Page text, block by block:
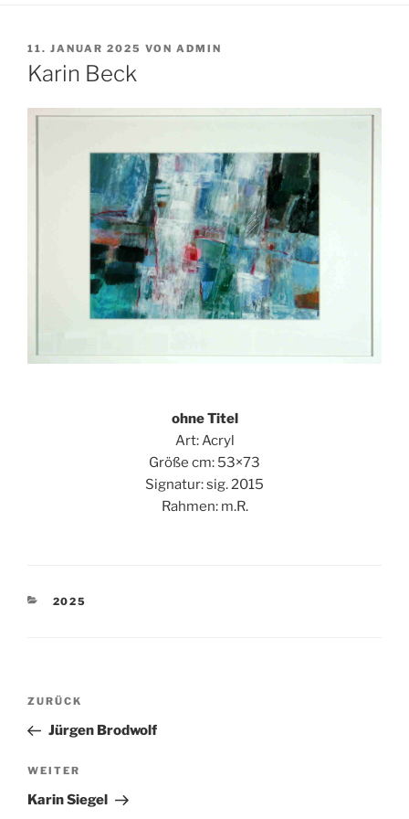
VERÖFFENTLICHT
AM
11. JANUAR 2025 VON ADMIN
Karin Beck
ohne Titel
Art: Acryl
Größe cm: 53×73
Signatur: sig. 2015
Rahmen: m.R.
KATEGORIEN
2025
Beitragsnavigation
Vorheriger
Beitrag
ZURÜCK
Jürgen Brodwolf
Nächster
Beitrag
WEITER
Karin Siegel